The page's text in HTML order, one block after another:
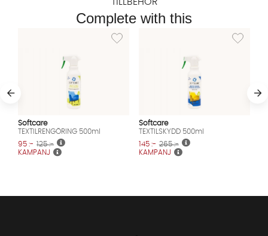
TILLBEHÖR
Complete with this
Lägg till i önskelista: TEXTILRENGÖRING
Softcare
TEXTILRENGÖRING 500ml
KAMPANJ
95 :- 125 :-
Lägg till i
Softcare
TEXTILSKYDD 500ml
KAMPANJ
145 :- 265 :-